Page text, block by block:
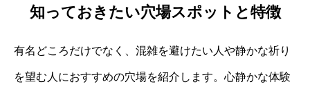
知っておきたい穴場スポットと特徴
有名どころだけでなく、混雑を避けたい人や静かな祈り
を望む人におすすめの穴場を紹介します。心静かな体験